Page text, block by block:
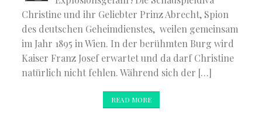
Christine und ihr Geliebter Prinz Abrecht, Spion
des deutschen Geheimdienstes, weilen gemeinsam
im Jahr 1895 in Wien. In der berühmten Burg wird
Kaiser Franz Josef erwartet und da darf Christine
natürlich nicht fehlen. Während sich der […]
READ MORE